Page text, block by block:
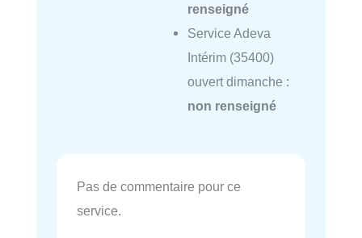
renseigné
Service Adeva
Intérim (35400)
ouvert dimanche :
non renseigné
Pas de commentaire pour ce
service.